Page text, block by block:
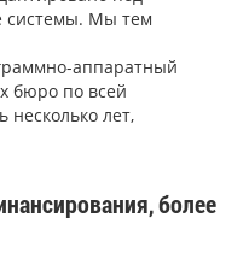
системы. Мы тем
аппаратный
бюро по всей
несколько лет,
более